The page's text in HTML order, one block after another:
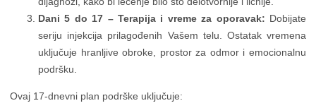
Dani 5 do 17 – Terapija i vreme za oporavak: Dobijate
seriju injekcija prilagođenih Vašem telu. Ostatak vremena
uključuje hranljive obroke, prostor za odmor i emocionalnu
podršku.
Ovaj 17-dnevni plan podrške uključuje: